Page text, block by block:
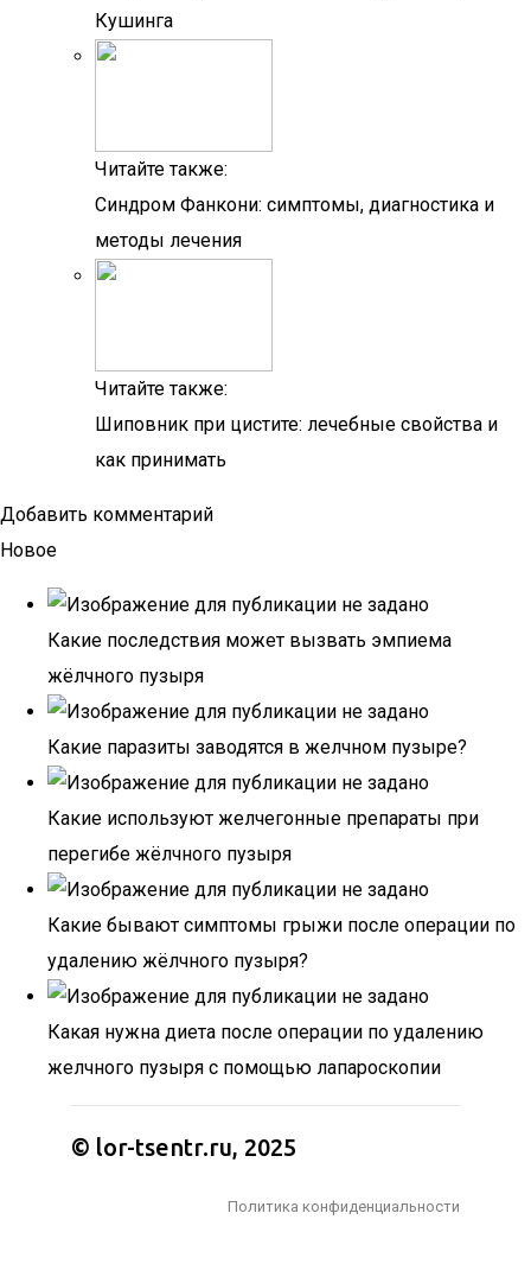
Кушинга
Читайте также:
Синдром Фанкони: симптомы, диагностика и
методы лечения
Читайте также:
Шиповник при цистите: лечебные свойства и
как принимать
Добавить комментарий
Новое
Какие последствия может вызвать эмпиема
жёлчного пузыря
Какие паразиты заводятся в желчном пузыре?
Какие используют желчегонные препараты при
перегибе жёлчного пузыря
Какие бывают симптомы грыжи после операции по
удалению жёлчного пузыря?
Какая нужна диета после операции по удалению
желчного пузыря с помощью лапароскопии
© lor-tsentr.ru, 2025
Политика конфиденциальности